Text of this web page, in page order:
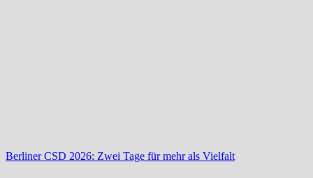
Berliner CSD 2026: Zwei Tage für mehr als Vielfalt